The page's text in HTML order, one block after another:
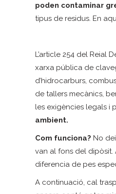
poden contaminar
tipus de residus. En
L’article 254 del Reial
xarxa pública de
d’hidrocarburs,
de tallers mecànics,
les exigències legals i
ambient.
Com funciona? No
van al fons del dipòsit.
diferencia de pes
A continuació, cal